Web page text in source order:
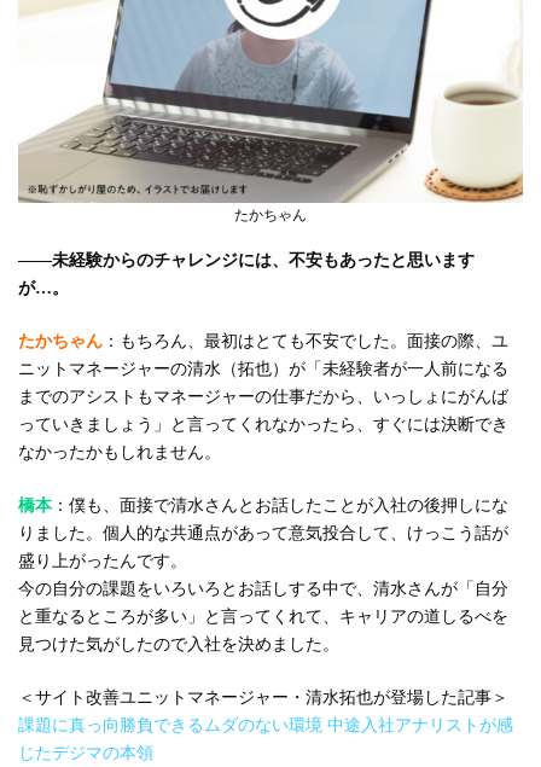
たかちゃん
――未経験からのチャレンジには、不安もあったと思います
が…。
たかちゃん ：もちろん、最初はとても不安でした。面接の際、ユ
ニットマネージャーの清水（拓也）が「未経験者が一人前になる
までのアシストもマネージャーの仕事だから、いっしょにがんば
っていきましょう」と言ってくれなかったら、すぐには決断でき
なかったかもしれません。
橋本：僕も、面接で清水さんとお話したことが入社の後押しにな
りました。個人的な共通点があって意気投合して、けっこう話が
盛り上がったんです。
今の自分の課題をいろいろとお話しする中で、清水さんが「自分
と重なるところが多い」と言ってくれて、キャリアの道しるべを
見つけた気がしたので入社を決めました。
＜サイト改善ユニットマネージャー・清水拓也が登場した記事＞
課題に真っ向勝負できるムダのない環境 中途入社アナリストが感
じたデジマの本領